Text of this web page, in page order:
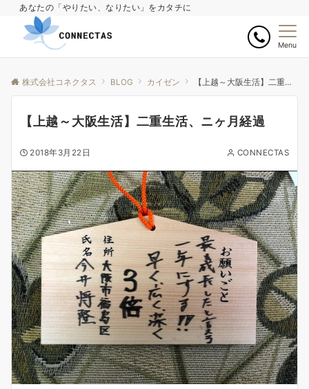
あなたの「やりたい、なりたい」をカタチに
Menu
株式会社コネクタス BLOG カイゼン 【上越～大阪生活】二重生活、ニヶ月経過
【上越～大阪生活】二重生活、ニヶ月経過
2018年3月22日 CONNECTAS